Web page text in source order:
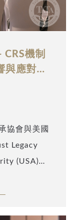
機制
與應對策
協會與美國
Legacy
(USA)及
西亞地區首